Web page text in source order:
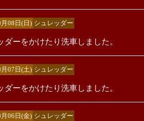
08日(日) シュレッダー
ダーをかけたり洗車しました。
07日(土) シュレッダー
ダーをかけたり洗車しました。
06日(金) シュレッダー